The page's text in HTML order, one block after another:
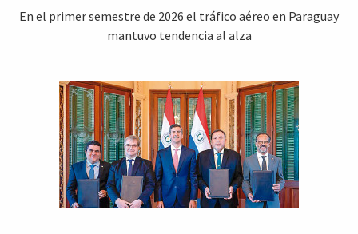
En el primer semestre de 2026 el tráfico aéreo en Paraguay
mantuvo tendencia al alza